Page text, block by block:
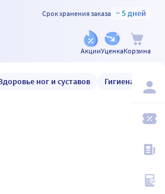
Срок хранения заказа ~ 5 дней
АкцииУценкаКорзина
ног и суставов Гигиена и уход